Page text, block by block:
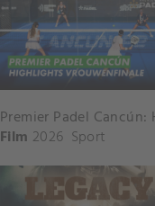
Film 2026 Sport